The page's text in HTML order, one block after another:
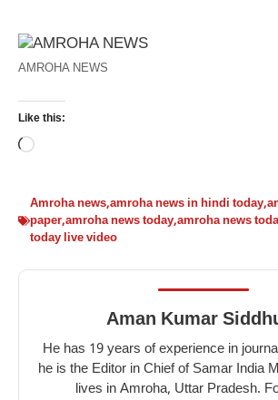
AMROHA NEWS
Like this:
Loading…
Amroha news,amroha news in hindi today,
paper,amroha news today,amroha news
today live video
Aman Kumar
He has 19 years of experience in
he is the Editor in Chief of Samar India
lives in Amroha, Uttar Pradesh.